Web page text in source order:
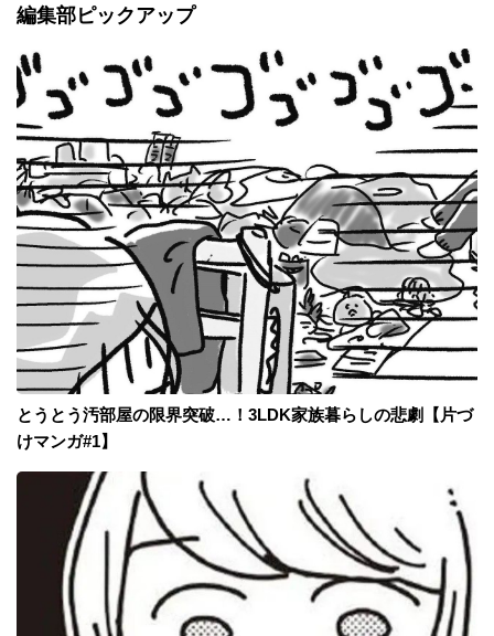
編集部ピックアップ
とうとう汚部屋の限界突破…！3LDK家族暮らしの悲劇【片づ
けマンガ#1】